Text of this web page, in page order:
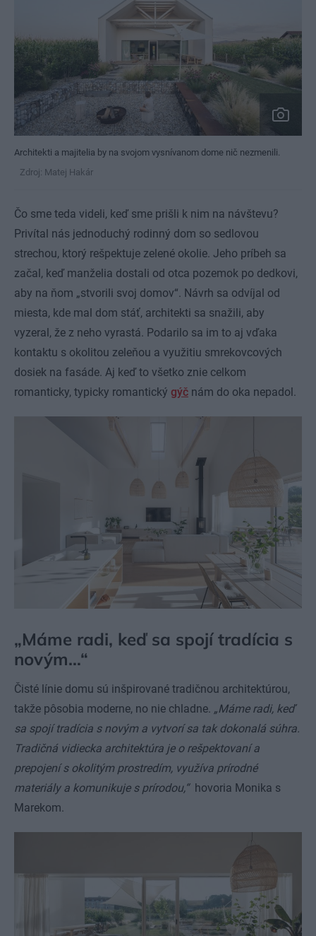
Architekti a majitelia by na svojom vysnívanom dome nič nezmenili.
Zdroj: Matej Hakár
Čo sme teda videli, keď sme prišli k nim na návštevu?
Privítal nás jednoduchý rodinný dom so sedlovou
strechou, ktorý rešpektuje zelené okolie. Jeho príbeh sa
začal, keď manželia dostali od otca pozemok po dedkovi,
aby na ňom „stvorili svoj domov“. Návrh sa odvíjal od
miesta, kde mal dom stáť, architekti sa snažili, aby
vyzeral, že z neho vyrastá. Podarilo sa im to aj vďaka
kontaktu s okolitou zeleňou a využitiu smrekovcových
dosiek na fasáde. Aj keď to všetko znie celkom
romanticky, typicky romantický gýč nám do oka nepadol.
„Máme radi, keď sa spojí tradícia s
novým…“
Čisté línie domu sú inšpirované tradičnou architektúrou,
takže pôsobia moderne, no nie chladne. „Máme radi, keď
sa spojí tradícia s novým a vytvorí sa tak dokonalá súhra.
Tradičná vidiecka architektúra je o rešpektovaní a
prepojení s okolitým prostredím, využíva prírodné
materiály a komunikuje s prírodou,“ hovoria Monika s
Marekom.